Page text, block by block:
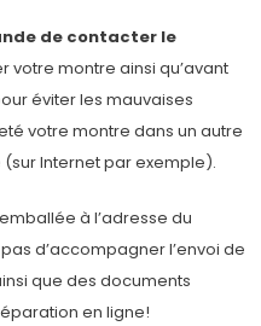
de contacter le
votre montre ainsi qu’avant
éviter les mauvaises
votre montre dans un autre
Internet par exemple).
à l’adresse du
d’accompagner l’envoi de
que des documents
en ligne!